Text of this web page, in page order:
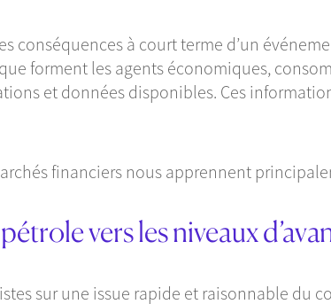
conséquences à court terme d’un
forment les agents économiques,
et données disponibles. Ces
financiers nous apprennent
vers les niveaux
sur une issue rapide et raisonnable du